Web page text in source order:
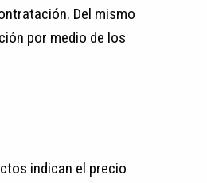
Del mismo
por medio de los
indican el precio